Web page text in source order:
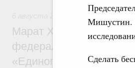
Мишустин.
Сделать
Регулирование
Марат Хуснуллин:
федерального
«Единого заказчика»